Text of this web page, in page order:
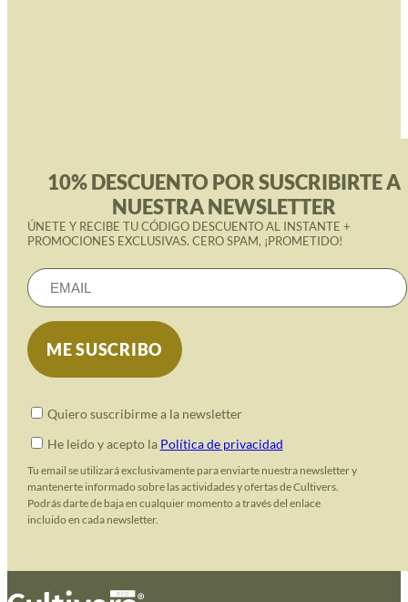
10% DESCUENTO POR SUSCRIBIRTE A
NUESTRA NEWSLETTER
ÚNETE Y RECIBE TU CÓDIGO DESCUENTO AL INSTANTE +
PROMOCIONES EXCLUSIVAS. CERO SPAM, ¡PROMETIDO!
Quiero suscribirme a la newsletter
He leido y acepto la Política de privacidad
Tu email se utilizará exclusivamente para enviarte nuestra newsletter y
mantenerte informado sobre las actividades y ofertas de Cultivers.
Podrás darte de baja en cualquier momento a través del enlace
incluido en cada newsletter.